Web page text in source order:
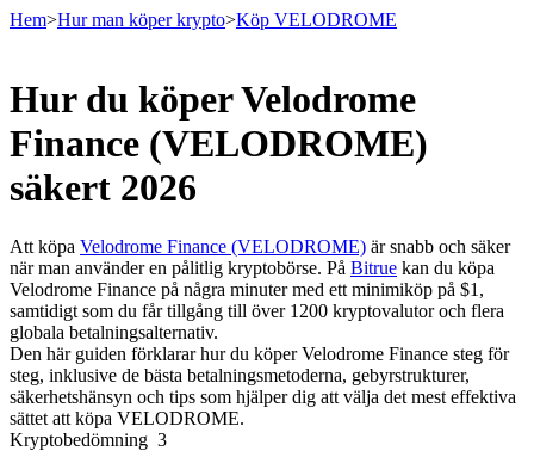
Terminer
USDT Futures
Futures med USDT som säkerhet
Hem>Hur man köper krypto>Köp VELODROME
Hur du köper Velodrome
Finance (VELODROME)
säkert 2026
Att köpa Velodrome Finance (VELODROME) är snabb och säker
när man använder en pålitlig kryptobörse. På Bitrue kan du köpa
Velodrome Finance på några minuter med ett minimiköp på $1,
samtidigt som du får tillgång till över 1200 kryptovalutor och flera
globala betalningsalternativ.
Den här guiden förklarar hur du köper Velodrome Finance steg för
steg, inklusive de bästa betalningsmetoderna, gebyrstrukturer,
säkerhetshänsyn och tips som hjälper dig att välja det mest effektiva
sättet att köpa VELODROME.
Kryptobedömning 3